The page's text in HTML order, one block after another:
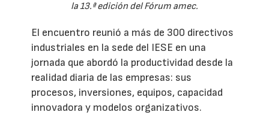
la 13.ª edición del Fórum amec.
El encuentro reunió a más de 300 directivos
industriales en la sede del IESE en una
jornada que abordó la productividad desde la
realidad diaria de las empresas: sus
procesos, inversiones, equipos, capacidad
innovadora y modelos organizativos.